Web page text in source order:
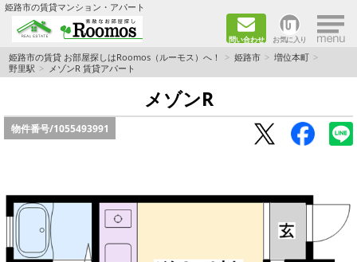
姫路市の賃貸マンション・アパート
問い合わせ お気に入り ×
TOPページ
ファミリー向けの部屋を探す
一人暮らし向けの部屋を探す
カップル向けの部屋を探す
敷金礼金0円の部屋を探す
姫路市の賃貸 お部屋探しはRoomos（ルーモス）へ！ 姫路市
増位本町
野里駅
メゾンR 賃貸アパート
メゾンR
物件番号/1055493991